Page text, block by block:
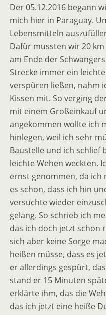
Der 05.12.2016 begann
mich hier in Paraguay.
Lebensmitteln
Dafür mussten wir 20
am Ende der
Strecke immer ein
verspüren ließen, nahm
Kissen mit. So verging
mit einem Großeinkauf
angekommen wollte ich
hinlegen, weil ich sehr
Baustelle und ich schlief
leichte Wehen weckten.
ernst genommen, da ich
es schon, dass ich hin
versuchte wieder
gelang. So schrieb ich
das ich doch jetzt schon
sich aber keine Sorge
heißen müsse, dass es
er allerdings gespürt,
stand er 15 Minuten
erklärte ihm, das die
das ich jetzt eine heiße